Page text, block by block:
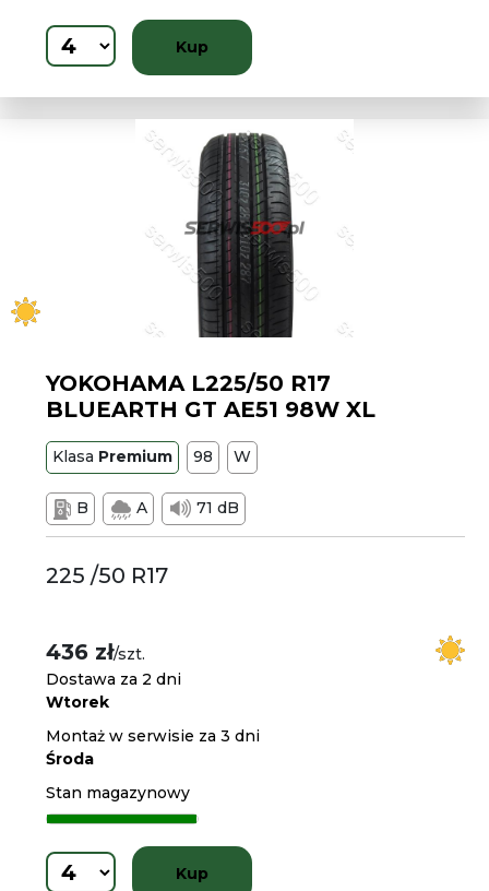
Kup
YOKOHAMA L225/50 R17
BLUEARTH GT AE51 98W XL
Klasa Premium 98 W
B A 71 dB
225 /50 R17
436 zł/szt.
Dostawa za 2 dni
Wtorek
Montaż w serwisie za 3 dni
Środa
Stan magazynowy
Kup